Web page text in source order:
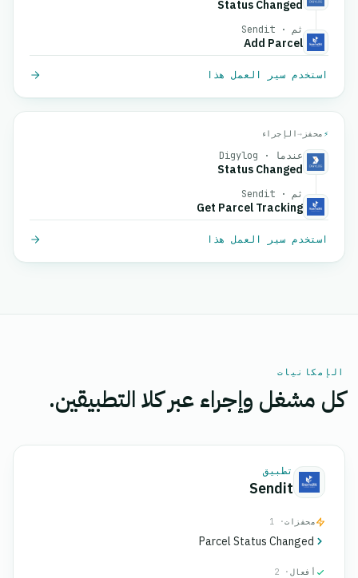
Status Changed
ثم · Sendit
Add Parcel
استخدم سير العمل هذا
⚡ محفز →الإجراء
عندما · Digylog
Status Changed
ثم · Sendit
Get Parcel Tracking
استخدم سير العمل هذا
الإمكانيات
كل مشغل وإجراء عبر كلا التطبيقين.
تطبيق
Sendit
محفزات· 1
Parcel Status Changed
أفعال · 2